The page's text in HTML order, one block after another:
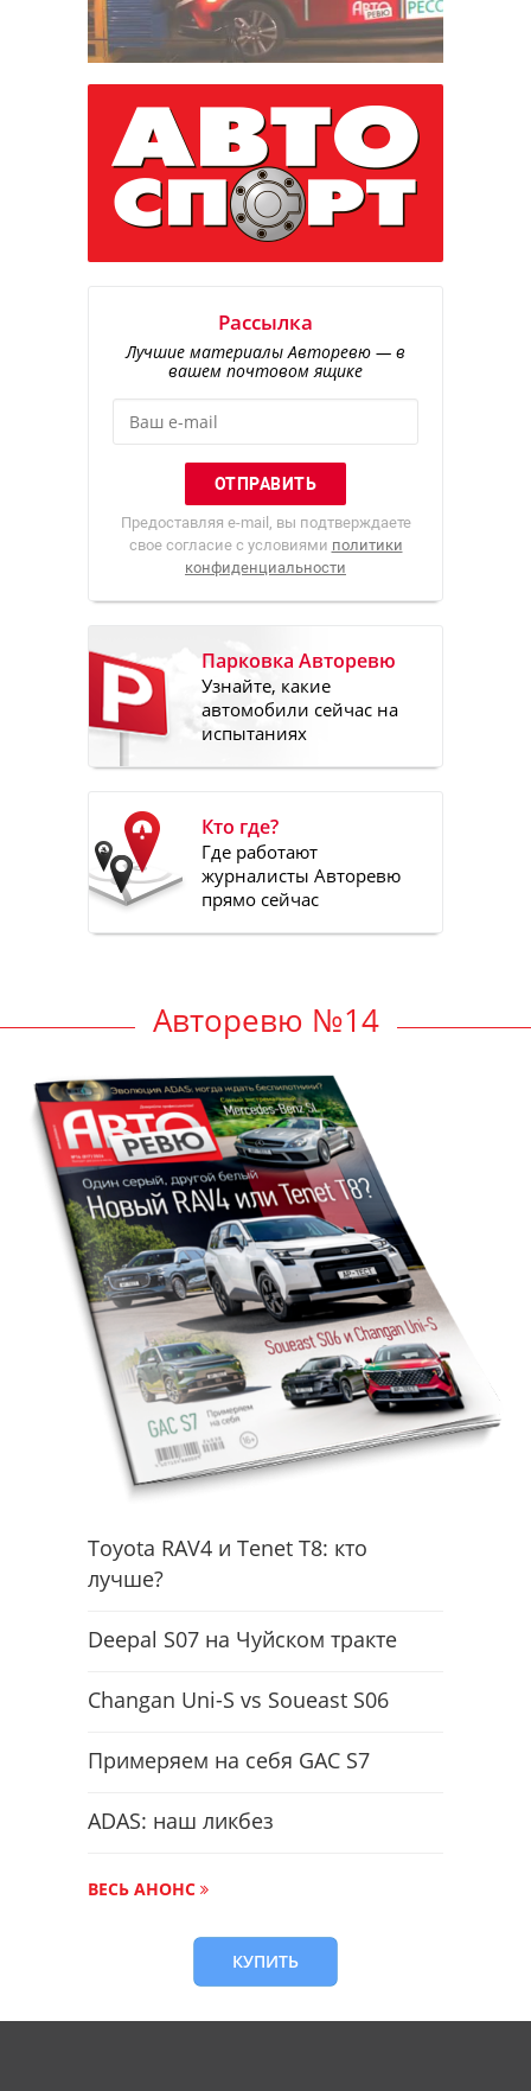
Рассылка
Лучшие материалы Авторевю — в
вашем почтовом ящике
Предоставляя e-mail, вы подтверждаете
свое согласие с условиями политики
конфиденциальности
Парковка Авторевю
Узнайте, какие
автомобили сейчас на
испытаниях
Кто где?
Где работают
журналисты Авторевю
прямо сейчас
Авторевю №14
Toyota RAV4 и Tenet T8: кто
лучше?
Deepal S07 на Чуйском тракте
Changan Uni-S vs Soueast S06
Примеряем на себя GAC S7
ADAS: наш ликбез
ВЕСЬ АНОНС
КУПИТЬ